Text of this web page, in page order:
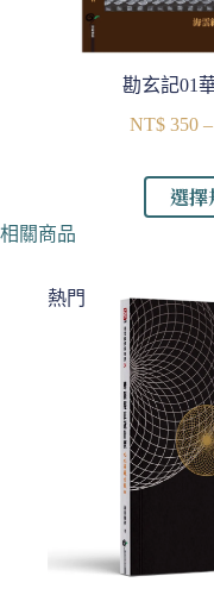
勘玄記01
NT$350 –
選擇
相關商品
熱門